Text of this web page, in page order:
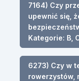
7164) Czy
upewnić się,
Kategorie: B,
6273) Czy w
rowerzystów,